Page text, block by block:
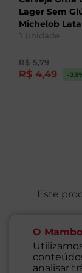
O
analisar
Lager Sem
Michelob
1 Unidade
R$ 5,79
R$ 4,49 -23
Este